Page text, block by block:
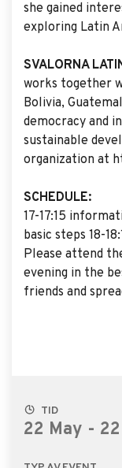
TID
22 May -
she gained
exploring Latin
SVALORNA
works together
Bolivia,
democracy and
sustainable
organization at
SCHEDULE:
17-17:15
basic steps 18-
Please attend
evening in the
friends and